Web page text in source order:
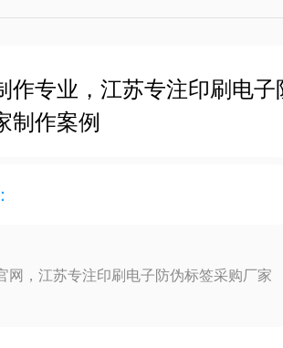
作专业，江苏专注印刷电子
制作案例
网，江苏专注印刷电子防伪标签采购厂家